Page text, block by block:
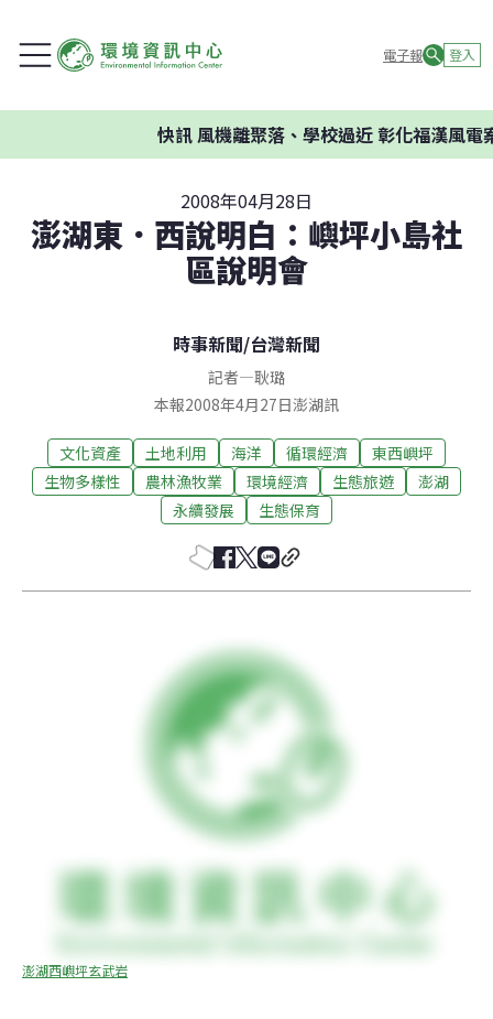
電子報 登入
快訊風機離聚落、學校過近 彰化福漢風電案
2008年04月28日
澎湖東．西說明白：嶼坪小島社
區說明會
時事新聞/台灣新聞
記者—耿璐
本報2008年4月27日澎湖訊
文化資產 土地利用 海洋 循環經濟
東西嶼坪
生物多樣性
農林漁牧業 環境經濟 生態旅遊
澎湖
永續發展
生態保育
澎湖西嶼坪玄武岩